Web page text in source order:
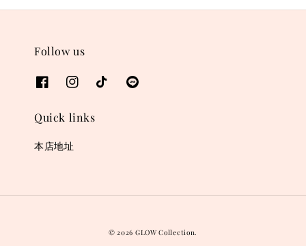
Follow us
Quick links
本店地址
© 2026 GLOW Collection.